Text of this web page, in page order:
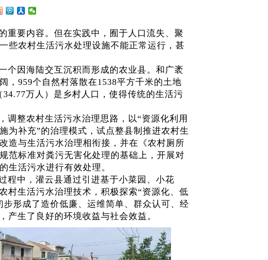
重要内容。但在实践中，囿于人口流失、聚
些农村生活污水处理设施不能正常运行，甚
个因海陆交互沉积而形成的农业县。和广袤
，959个自然村落散在1538平方千米的土地
万人）是乡村人口，使得传统的生活污
调整农村生活污水治理思路，以“资源化利用
为补充”的治理模式，试点整县制推进农村生
造与生活污水治理相衔接，并在《农村厕所
范标准对粪污无害化处理的基础上，开展对
生活污水进行有效处理。
程中，灌云县通过引进基于小菜园、小花
村生活污水治理技术，积极探索“资源化、低
形成了造价低廉、运维简单、群众认可、经
产生了良好的环境收益与社会效益。